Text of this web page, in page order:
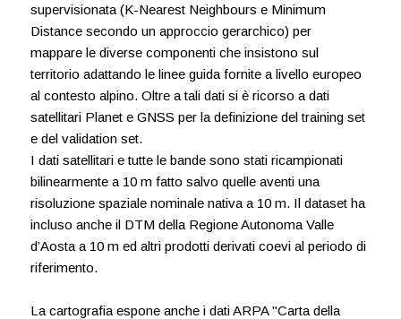
supervisionata (K-Nearest Neighbours e Minimum
Distance secondo un approccio gerarchico) per
mappare le diverse componenti che insistono sul
territorio adattando le linee guida fornite a livello europeo
al contesto alpino. Oltre a tali dati si è ricorso a dati
satellitari Planet e GNSS per la definizione del training set
e del validation set.
I dati satellitari e tutte le bande sono stati ricampionati
bilinearmente a 10 m fatto salvo quelle aventi una
risoluzione spaziale nominale nativa a 10 m. Il dataset ha
incluso anche il DTM della Regione Autonoma Valle
d’Aosta a 10 m ed altri prodotti derivati coevi al periodo di
riferimento.
La cartografia espone anche i dati ARPA "Carta della